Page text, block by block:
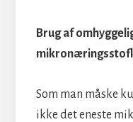
Brug af
Som man måske
ikke det eneste